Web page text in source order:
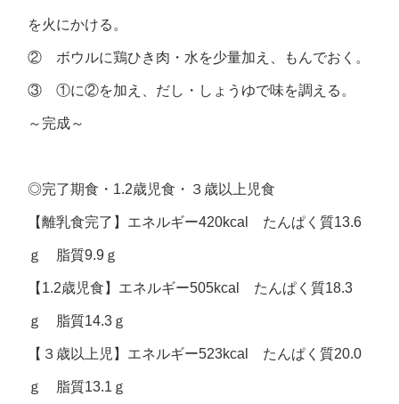
を火にかける。
② ボウルに鶏ひき肉・水を少量加え、もんでおく。
③ ①に②を加え、だし・しょうゆで味を調える。
～完成～
◎完了期食・1.2歳児食・３歳以上児食
【離乳食完了】エネルギー420kcal たんぱく質13.6
ｇ 脂質9.9ｇ
【1.2歳児食】エネルギー505kcal たんぱく質18.3
ｇ 脂質14.3ｇ
【３歳以上児】エネルギー523kcal たんぱく質20.0
ｇ 脂質13.1ｇ